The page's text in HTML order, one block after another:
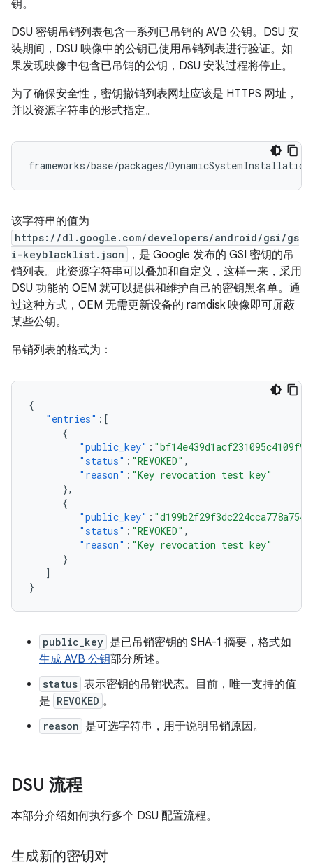
钥。
DSU 密钥吊销列表包含一系列已吊销的 AVB 公钥。DSU 安
装期间，DSU 映像中的公钥已使用吊销列表进行验证。如
果发现映像中包含已吊销的公钥，DSU 安装过程将停止。
为了确保安全性，密钥撤销列表网址应该是 HTTPS 网址，
并以资源字符串的形式指定。
该字符串的值为
https://dl.google.com/developers/android/gsi/gs
i-keyblacklist.json
，是 Google 发布的 GSI 密钥的吊
销列表。此资源字符串可以叠加和自定义，这样一来，采用
DSU 功能的 OEM 就可以提供和维护自己的密钥黑名单。通
过这种方式，OEM 无需更新设备的 ramdisk 映像即可屏蔽
某些公钥。
吊销列表的格式为：
{
"entries" :[
{
"public_key" :
"status" : "REVOKED" ,
"reason" : "Key revocation test key"
},
{
"public_key" :
"status" : "REVOKED" ,
"reason" : "Key revocation test key"
}
]
}
public_key 是已吊销密钥的 SHA-1 摘要，格式如
生成 AVB 公钥部分所述。
status 表示密钥的吊销状态。目前，唯一支持的值
是 REVOKED 。
reason 是可选字符串，用于说明吊销原因。
DSU 流程
本部分介绍如何执行多个 DSU 配置流程。
生成新的密钥对